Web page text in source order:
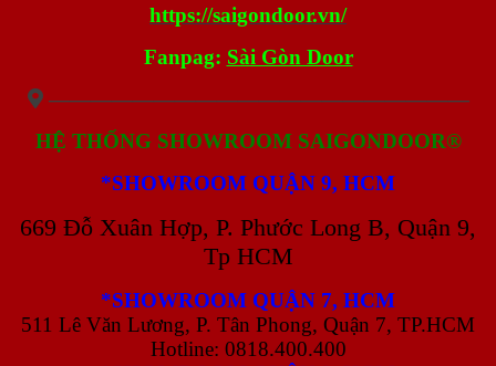
https://saigondoor.vn/
Fanpag: Sài Gòn Door
————————————————————
HỆ THỐNG SHOWROOM SAIGONDOOR®
*SHOWROOM QUẬN 9, HCM
669 Đỗ Xuân Hợp, P. Phước Long B, Quận 9,
Tp HCM
*SHOWROOM QUẬN 7, HCM
511 Lê Văn Lương, P. Tân Phong, Quận 7, TP.HCM
Hotline: 0818.400.400